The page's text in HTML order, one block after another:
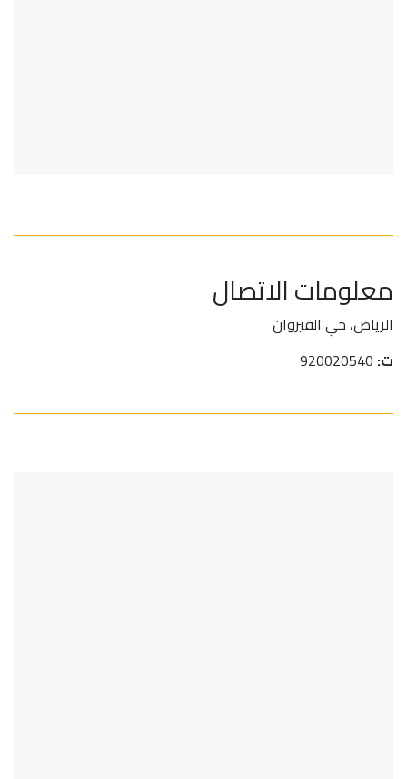
معلومات الاتصال
الرياض، حي القيروان
ت: